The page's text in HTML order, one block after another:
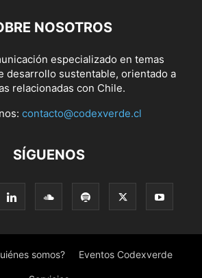
NOSOTROS
especializado en temas
desarrollo sustentable, orientado a
relacionadas con Chile.
contacto@codexverde.cl
SÍGUENOS
somos? Eventos Codexverde